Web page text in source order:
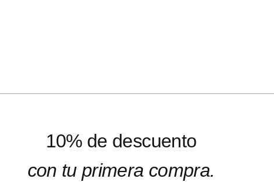
10% de descuento
con tu primera compra.